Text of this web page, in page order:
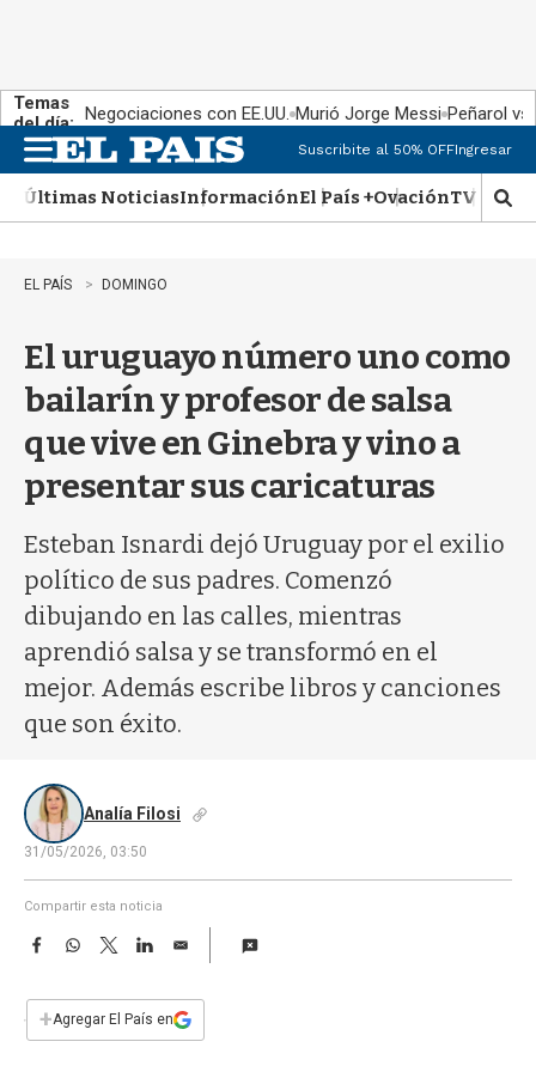
Temas
del día: Negociaciones con EE.UU. Murió Jorge Messi Peñarol
n
u
Suscribite al 50% OFFIngresar
Últimas NoticiasInformaciónEl País +OvaciónTV Show
M
o
r
b
a
EL PAÍS DOMINGO
El uruguayo número uno como
bailarín y profesor de salsa
que vive en Ginebra y vino a
presentar sus caricaturas
Esteban Isnardi dejó Uruguay por el exilio
político de sus padres. Comenzó
dibujando en las calles, mientras
aprendió salsa y se transformó en el
mejor. Además escribe libros y canciones
que son éxito.
Analía Filosi
31/05/2026, 03:50
Compartir esta noticia
F
e
b
W
s
T
w
t
L
E
i
l
+Agregar El País en